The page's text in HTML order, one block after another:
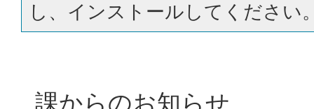
し、インストールしてください
課からのお知らせ